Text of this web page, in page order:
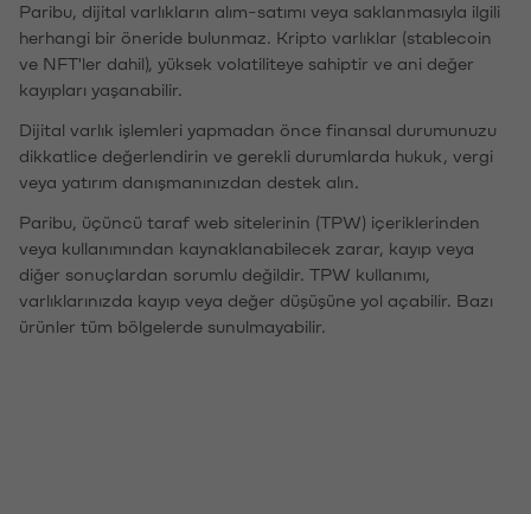
Paribu, dijital varlıkların alım-satımı veya saklanmasıyla ilgili
herhangi bir öneride bulunmaz. Kripto varlıklar (stablecoin
ve NFT'ler dahil), yüksek volatiliteye sahiptir ve ani değer
kayıpları yaşanabilir.
Dijital varlık işlemleri yapmadan önce finansal durumunuzu
dikkatlice değerlendirin ve gerekli durumlarda hukuk, vergi
veya yatırım danışmanınızdan destek alın.
Paribu, üçüncü taraf web sitelerinin (TPW) içeriklerinden
veya kullanımından kaynaklanabilecek zarar, kayıp veya
diğer sonuçlardan sorumlu değildir. TPW kullanımı,
varlıklarınızda kayıp veya değer düşüşüne yol açabilir. Bazı
ürünler tüm bölgelerde sunulmayabilir.